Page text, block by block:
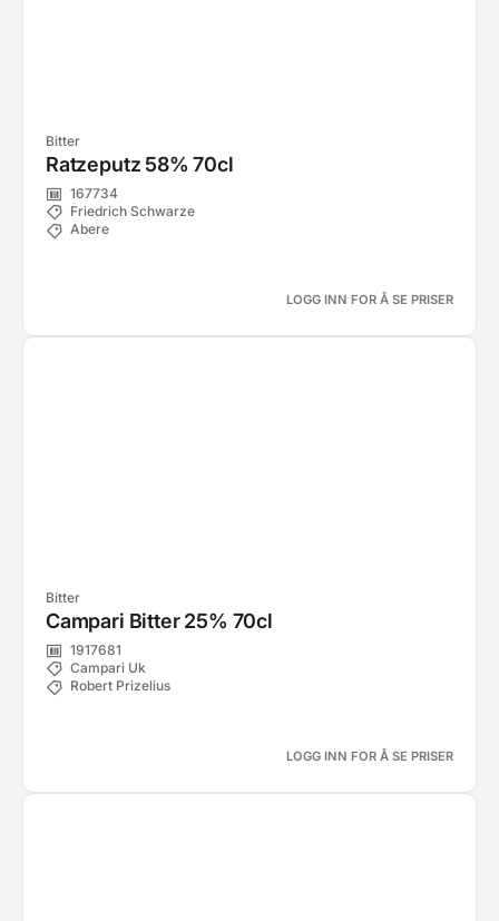
Bitter
Ratzeputz 58% 70cl
167734
Friedrich Schwarze
Abere
LOGG INN FOR Å SE PRISER
Bitter
Campari Bitter 25% 70cl
1917681
Campari Uk
Robert Prizelius
LOGG INN FOR Å SE PRISER